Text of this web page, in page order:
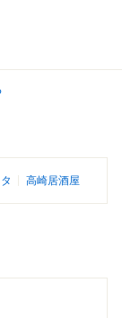
高崎居酒屋